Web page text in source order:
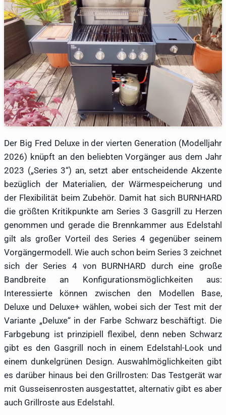
Der Big Fred Deluxe in der vierten Generation (Modelljahr
2026) knüpft an den beliebten Vorgänger aus dem Jahr
2023 („Series 3“) an, setzt aber entscheidende Akzente
bezüglich der Materialien, der Wärmespeicherung und
der Flexibilität beim Zubehör. Damit hat sich BURNHARD
die größten Kritikpunkte am Series 3 Gasgrill zu Herzen
genommen und gerade die Brennkammer aus Edelstahl
gilt als großer Vorteil des Series 4 gegenüber seinem
Vorgängermodell. Wie auch schon beim Series 3 zeichnet
sich der Series 4 von BURNHARD durch eine große
Bandbreite an Konfigurationsmöglichkeiten aus:
Interessierte können zwischen den Modellen Base,
Deluxe und Deluxe+ wählen, wobei sich der Test mit der
Variante „Deluxe“ in der Farbe Schwarz beschäftigt. Die
Farbgebung ist prinzipiell flexibel, denn neben Schwarz
gibt es den Gasgrill noch in einem Edelstahl-Look und
einem dunkelgrünen Design. Auswahlmöglichkeiten gibt
es darüber hinaus bei den Grillrosten: Das Testgerät war
mit Gusseisenrosten ausgestattet, alternativ gibt es aber
auch Grillroste aus Edelstahl.